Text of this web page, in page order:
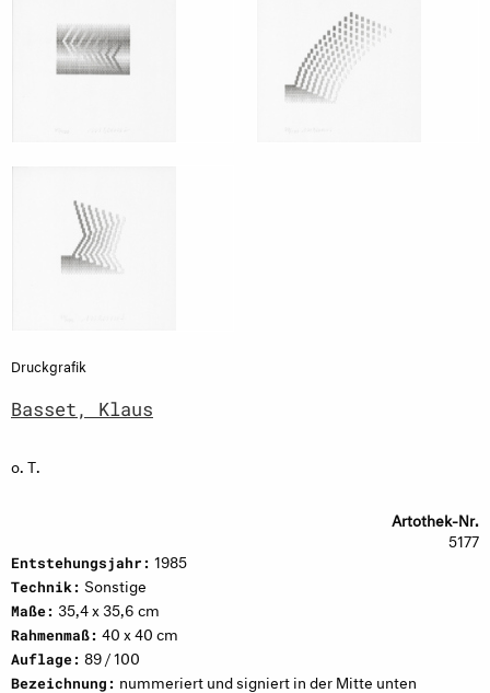
Druckgrafik
Basset, Klaus
o. T.
Artothek-Nr.
5177
Entstehungsjahr: 1985
Technik: Sonstige
Maße: 35,4 x 35,6 cm
Rahmenmaß: 40 x 40 cm
Auflage: 89 / 100
Bezeichnung: nummeriert und signiert in der Mitte unten